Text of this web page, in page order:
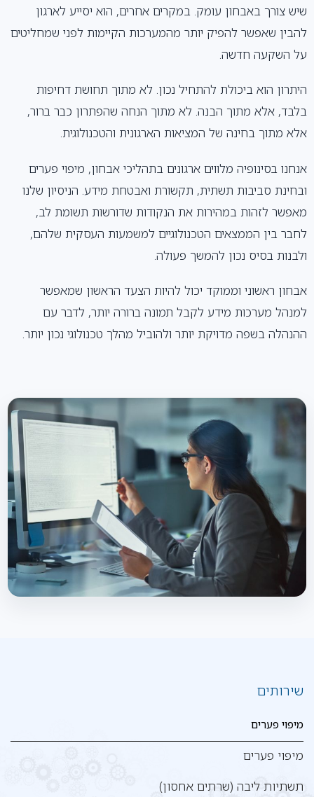
שיש צורך באבחון עומק. במקרים אחרים, הוא יסייע לארגון
להבין שאפשר להפיק יותר מהמערכות הקיימות לפני שמחליטים
על השקעה חדשה.
היתרון הוא ביכולת להתחיל נכון. לא מתוך תחושת דחיפות
בלבד, אלא מתוך הבנה. לא מתוך הנחה שהפתרון כבר ברור,
אלא מתוך בחינה של המציאות הארגונית והטכנולוגית.
אנחנו בסינופיה מלווים ארגונים בתהליכי אבחון, מיפוי פערים
ובחינת סביבות תשתית, תקשורת ואבטחת מידע. הניסיון שלנו
מאפשר לזהות במהירות את הנקודות שדורשות תשומת לב,
לחבר בין הממצאים הטכנולוגיים למשמעות העסקית שלהם,
ולבנות בסיס נכון להמשך פעולה.
אבחון ראשוני וממוקד יכול להיות הצעד הראשון שמאפשר
למנהל מערכות מידע לקבל תמונה ברורה יותר, לדבר עם
ההנהלה בשפה מדויקת יותר ולהוביל מהלך טכנולוגי נכון יותר.
שירותים
מיפוי פערים
מיפוי פערים
תשתיות ליבה (שרתים אחסון)